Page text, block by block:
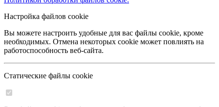
Настройка файлов cookie
Вы можете настроить удобные для вас файлы cookie, кроме
необходимых. Отмена некоторых cookie может повлиять на
работоспособность веб-сайта.
Статические файлы cookie